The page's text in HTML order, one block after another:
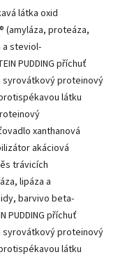
látka oxid
(amyláza, proteáza,
a steviol-
PUDDING příchuť
syrovátkový proteinový
látku
xanthanová
akáciová
trávicích
lipáza a
barvivo beta-
PUDDING příchuť
syrovátkový proteinový
látku